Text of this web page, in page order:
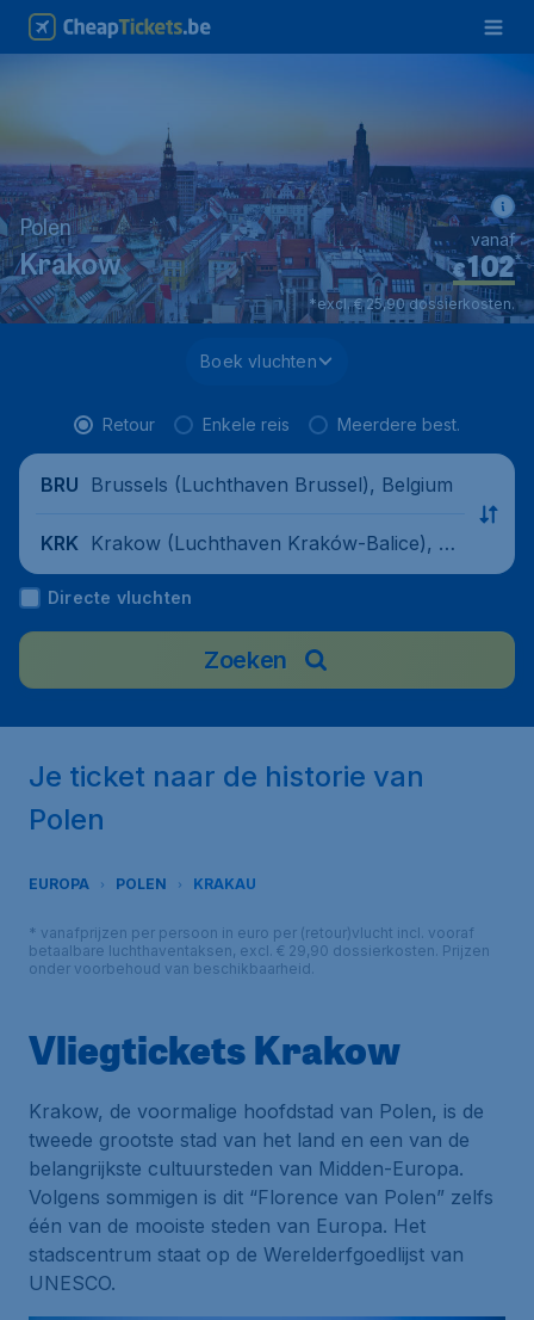
Polen
Krakow €102*
vanaf
*excl. € 25,90 dossierkosten.
Boek vluchten
Retour Enkele reis Meerdere best.
BRU Brussels (Luchthaven Brussel), Belgium
KRK Krakow (Luchthaven Kraków-Balice), Po
land
Directe vluchten
Zoeken
Je ticket naar de historie van
Polen
EUROPA POLEN KRAKAU
* vanafprijzen per persoon in euro per (retour)vlucht incl. vooraf
betaalbare luchthaventaksen, excl. € 29,90 dossierkosten. Prijzen
onder voorbehoud van beschikbaarheid.
Vliegtickets Krakow
Krakow, de voormalige hoofdstad van Polen, is de
tweede grootste stad van het land en een van de
belangrijkste cultuursteden van Midden-Europa.
Volgens sommigen is dit “Florence van Polen” zelfs
één van de mooiste steden van Europa. Het
stadscentrum staat op de Werelderfgoedlijst van
UNESCO.